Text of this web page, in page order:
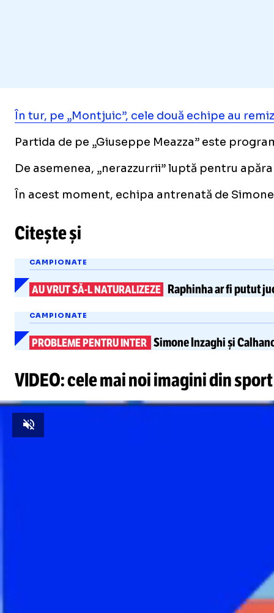
În tur, pe „Montjuic”, cele două echipe au
Partida de pe „Giuseppe Meazza” este
De asemenea, „nerazzurrii” luptă pentru
În acest moment, echipa antrenată de
Citește și
CAMPIONATE
AU VRUTSĂ-LNATURALIZEZE Raphinhaar fi putut
CAMPIONATE
PROBLEME PENTRU INTER Simone Inzaghi și
VIDEO: cele mai noi imagini din sport
Unmute